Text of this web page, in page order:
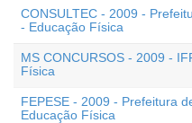
CONSULTEC - 2009 -
- Educação Física
MS CONCURSOS - 2009 -
Física
FEPESE - 2009 - Prefeitura
Educação Física